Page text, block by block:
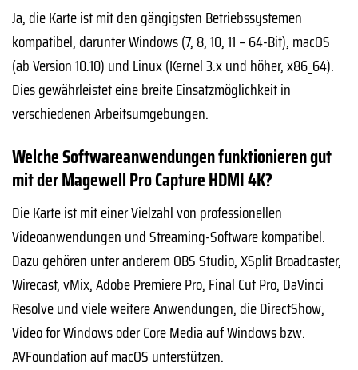
Ja, die Karte ist mit den gängigsten Betriebssystemen
kompatibel, darunter Windows (7, 8, 10, 11 – 64-Bit), macOS
(ab Version 10.10) und Linux (Kernel 3.x und höher, x86_64).
Dies gewährleistet eine breite Einsatzmöglichkeit in
verschiedenen Arbeitsumgebungen.
Welche Softwareanwendungen funktionieren gut
mit der Magewell Pro Capture HDMI 4K?
Die Karte ist mit einer Vielzahl von professionellen
Videoanwendungen und Streaming-Software kompatibel.
Dazu gehören unter anderem OBS Studio, XSplit Broadcaster,
Wirecast, vMix, Adobe Premiere Pro, Final Cut Pro, DaVinci
Resolve und viele weitere Anwendungen, die DirectShow,
Video for Windows oder Core Media auf Windows bzw.
AVFoundation auf macOS unterstützen.